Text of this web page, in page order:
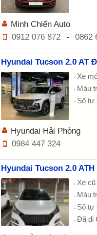
Minh Chiến Auto
0912 076 872
- 0862
Hyundai Tucson 2.0 AT
Xe
Màu
Số tự
Hyundai Hải Phòng
0984 447 324
Hyundai Tucson 2.0 ATH
Xe cũ
Màu
Số tự
Đã đi